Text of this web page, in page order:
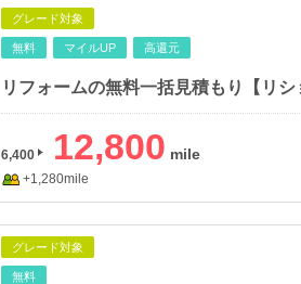
グレード対象
無料 マイルUP 高還元
リフォームの無料一括見積もり【リシ
6,400 12,800
+1,280mile
グレード対象
無料